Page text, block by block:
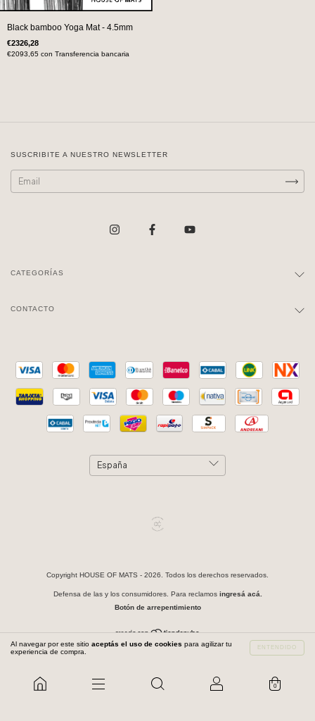
Al navegar por este sitio aceptás el uso de cookies para agilizar tu
experiencia de compra.
ENTENDIDO
0
Black bamboo Yoga Mat - 4.5mm
€2326,28
€2093,65 con Transferencia bancaria
SUSCRIBITE A NUESTRO NEWSLETTER
CATEGORÍAS
CONTACTO
Copyright HOUSE OF MATS - 2026. Todos los derechos reservados.
Defensa de las y los consumidores. Para reclamos ingresá acá.
Botón de arrepentimiento